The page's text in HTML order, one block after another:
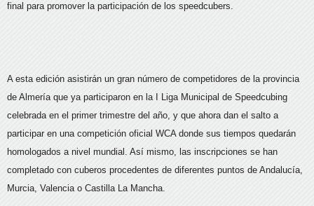
final para promover la participación de los speedcubers.
A esta edición asistirán un gran número de competidores de la provincia
de Almería que ya participaron en la I Liga Municipal de Speedcubing
celebrada en el primer trimestre del año, y que ahora dan el salto a
participar en una competición oficial WCA donde sus tiempos quedarán
homologados a nivel mundial. Así mismo, las inscripciones se han
completado con cuberos procedentes de diferentes puntos de Andalucía,
Murcia, Valencia o Castilla La Mancha.